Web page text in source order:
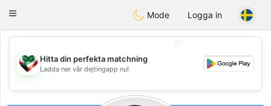
KuwaitChat
Toggle
Mode Logga in
💖
💕
💕
Hitta din perfekta matchning
Ladda ner vår dejtingapp nu!